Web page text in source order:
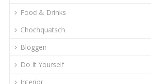
Food & Drinks
Chochquatsch
Bloggen
Do It Yourself
Interior